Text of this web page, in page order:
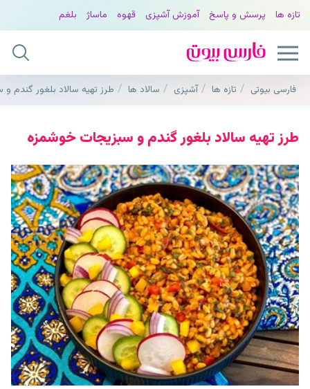
تازه ها پرسش و پاسخ آموزش آشپزی قهوه ماساژ بلغم
فارسی بیوتی تازه ها آشپزی سالاد ها طرز تهیه سالاد بلغور گندم
طرز تهیه سالاد بلغور گندم و سبزیجات خوشمزه